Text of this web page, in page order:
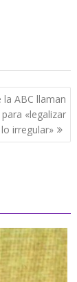
la ABC llaman
«legalizar
lo irregular»